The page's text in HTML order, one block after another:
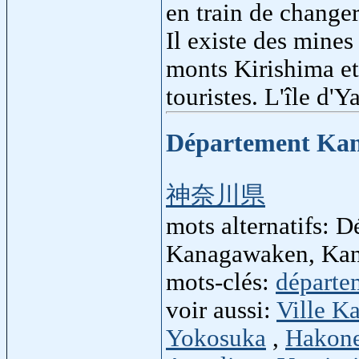
en train de
Il existe des
monts Kirishima
touristes. L'île
Département
神奈川県
mots alternatifs:
Kanagawaken,
mots-clés:
voir aussi: Ville
Yokosuka ,